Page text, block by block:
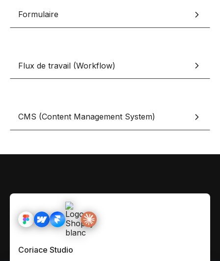
Scripts Webflow
Ressources & actualités
Devenir affilié(e)
Formulaire
Flux de travail (Workflow)
CMS (Content Management System)
Coriace Studio